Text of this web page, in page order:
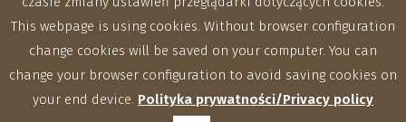
This webpage is using cookies. Without browser configuration
change cookies will be saved on your computer. You can
change your browser configuration to avoid saving cookies on
your end device. Polityka prywatności/Privacy policy